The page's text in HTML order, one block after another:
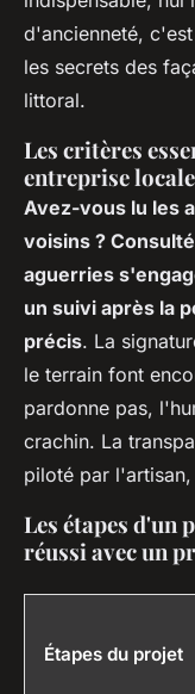
d'ancienneté,
les secrets des
littoral.
Les critères
entreprise locale
Avez-vous lu les
voisins ?
aguerries
un suivi après la
précis. La
le terrain font
pardonne pas,
crachin. La
piloté par
Les étapes
réussi avec un
Étapes du projet